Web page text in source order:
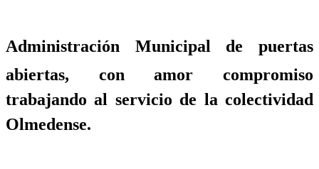
Administración Municipal de puertas
abiertas, con amor compromiso
trabajando al servicio de la colectividad
Olmedense.